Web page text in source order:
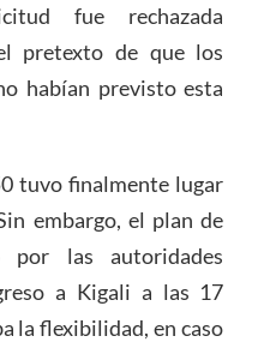
fue rechazada
pretexto de que los
habían previsto esta
tuvo finalmente lugar
embargo, el plan de
por las autoridades
a Kigali a las 17
la flexibilidad, en caso